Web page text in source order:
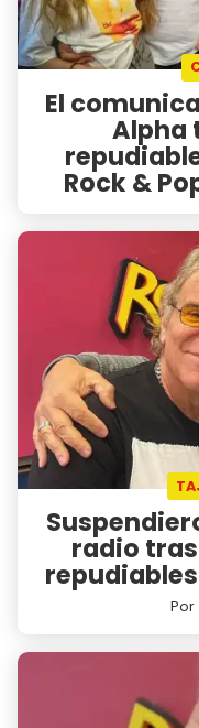
El
Alpha
Rock &
radio
Por